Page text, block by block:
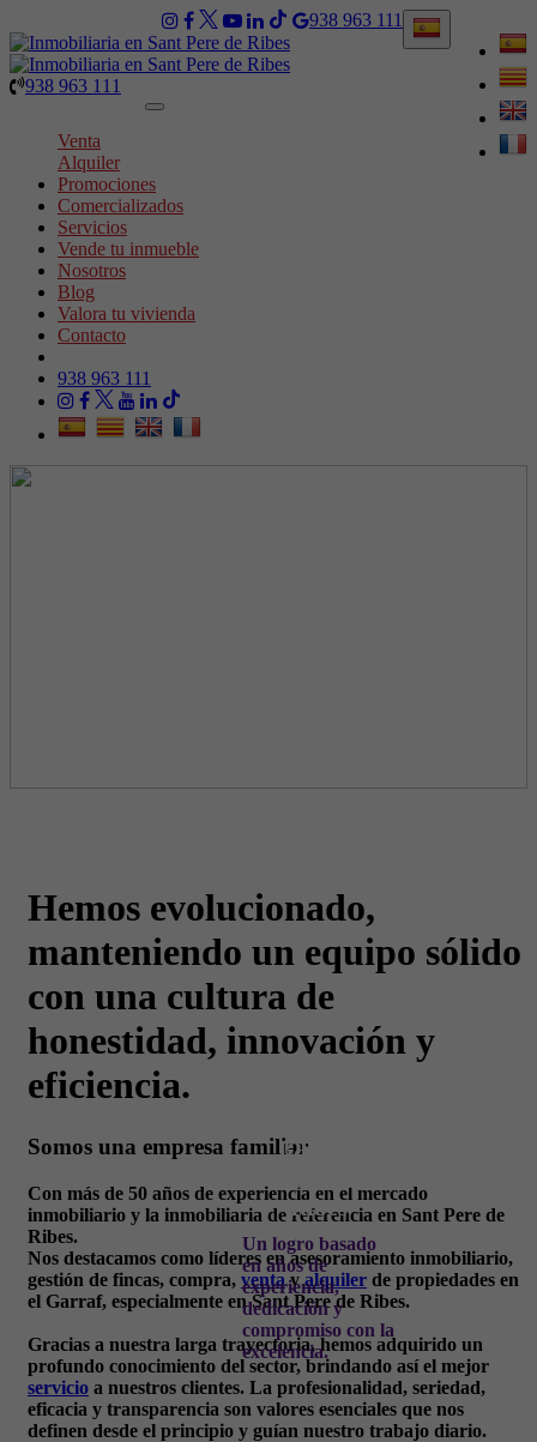
938 963 111
938 963 111
Toggle
Venta
Alquiler
Promociones
Comercializados
Servicios
Vende tu inmueble
Nosotros
Blog
Valora tu vivienda
Contacto
938 963 111
líder en
Sant Pere de
Ribes
Un logro basado
en años de
experiencia,
dedicación y
compromiso con la
excelencia.
Hemos evolucionado,
manteniendo un equipo sólido
con una cultura de
honestidad, innovación y
eficiencia.
Somos una empresa familiar
Con más de 50 años de experiencia en el mercado
inmobiliario y la inmobiliaria de referencia en Sant Pere de
Ribes.
Nos destacamos como líderes en asesoramiento inmobiliario,
gestión de fincas, compra, ventayalquiler de propiedades en
el Garraf, especialmente en Sant Pere de Ribes.
Gracias a nuestra larga trayectoria, hemos adquirido un
profundo conocimiento del sector, brindando así el mejor
servicio a nuestros clientes. La profesionalidad, seriedad,
eficacia y transparencia son valores esenciales que nos
definen desde el principio y guían nuestro trabajo diario.